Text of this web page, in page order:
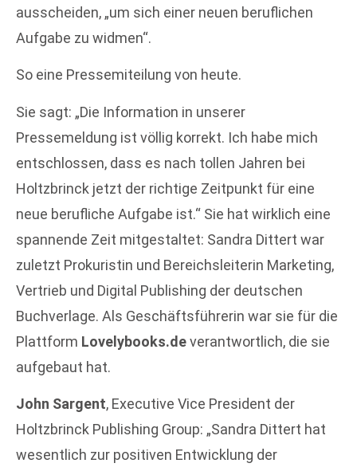
ausscheiden, „um sich einer neuen beruflichen
Aufgabe zu widmen“.
So eine Pressemiteilung von heute.
Sie sagt: „Die Information in unserer
Pressemeldung ist völlig korrekt. Ich habe mich
entschlossen, dass es nach tollen Jahren bei
Holtzbrinck jetzt der richtige Zeitpunkt für eine
neue berufliche Aufgabe ist.“ Sie hat wirklich eine
spannende Zeit mitgestaltet: Sandra Dittert war
zuletzt Prokuristin und Bereichsleiterin Marketing,
Vertrieb und Digital Publishing der deutschen
Buchverlage. Als Geschäftsführerin war sie für die
Plattform Lovelybooks.deverantwortlich, die sie
aufgebaut hat.
John Sargent, Executive Vice President der
Holtzbrinck Publishing Group: „Sandra Dittert hat
wesentlich zur positiven Entwicklung der